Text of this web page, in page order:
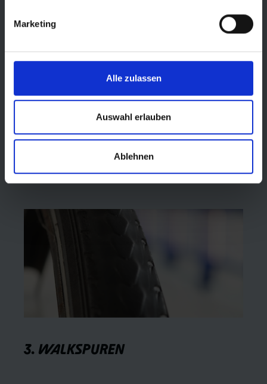
Marketing
Alle zulassen
Auswahl erlauben
Ablehnen
3. WALKSPUREN